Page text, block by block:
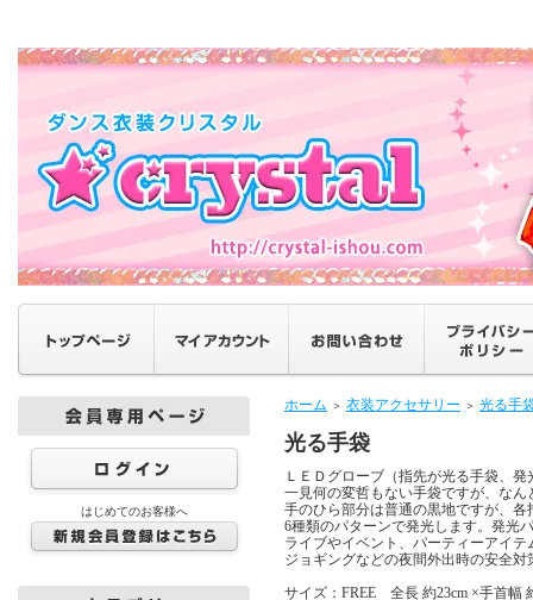
はじめてのお客様へ
ホーム ＞ 衣装アクセサリー ＞ 光る手
光る手袋
ＬＥＤグローブ（指先が光る手袋、発
一見何の変哲もない手袋ですが、な
手のひら部分は普通の黒地ですが、
6種類のパターンで発光します。発光
ライブやイベント、パーティーアイ
ジョギングなどの夜間外出時の安全対
サイズ：FREE 全長 約23cm ×手首幅